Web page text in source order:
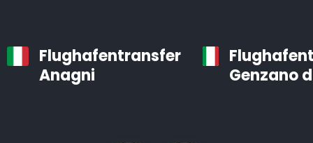
Flughafentransfer
Anagni
Genzano